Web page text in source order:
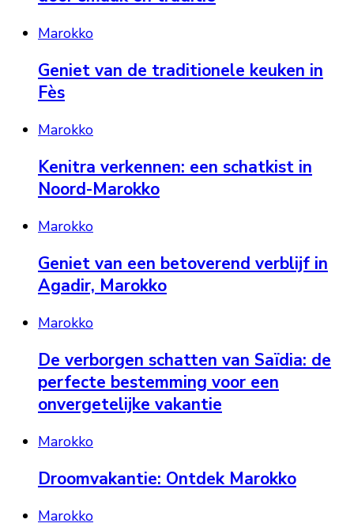
Marokko
Geniet van de traditionele keuken in
Fès
Marokko
Kenitra verkennen: een schatkist in
Noord-Marokko
Marokko
Geniet van een betoverend verblijf in
Agadir, Marokko
Marokko
De verborgen schatten van Saïdia: de
perfecte bestemming voor een
onvergetelijke vakantie
Marokko
Droomvakantie: Ontdek Marokko
Marokko